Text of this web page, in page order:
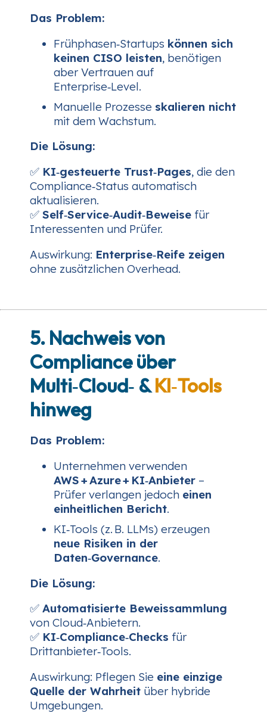
Das Problem:
Frühphasen‑Startups können sich
keinen CISO leisten, benötigen
aber Vertrauen auf
Enterprise‑Level.
Manuelle Prozesse skalieren nicht
mit dem Wachstum.
Die Lösung:
✅ KI‑gesteuerte Trust‑Pages, die den
Compliance‑Status automatisch
aktualisieren.
✅ Self‑Service‑Audit‑Beweise für
Interessenten und Prüfer.
Auswirkung: Enterprise‑Reife zeigen
ohne zusätzlichen Overhead.
5. Nachweis von
Compliance über
Multi‑Cloud‑ &KI‑Tools
hinweg
Das Problem:
Unternehmen verwenden
AWS + Azure + KI‑Anbieter –
Prüfer verlangen jedoch einen
einheitlichen Bericht.
KI‑Tools (z. B. LLMs) erzeugen
neue Risiken in der
Daten‑Governance.
Die Lösung:
✅ Automatisierte Beweissammlung
von Cloud‑Anbietern.
✅ KI‑Compliance‑Checks für
Drittanbieter‑Tools.
Auswirkung: Pflegen Sie eine einzige
Quelle der Wahrheit über hybride
Umgebungen.